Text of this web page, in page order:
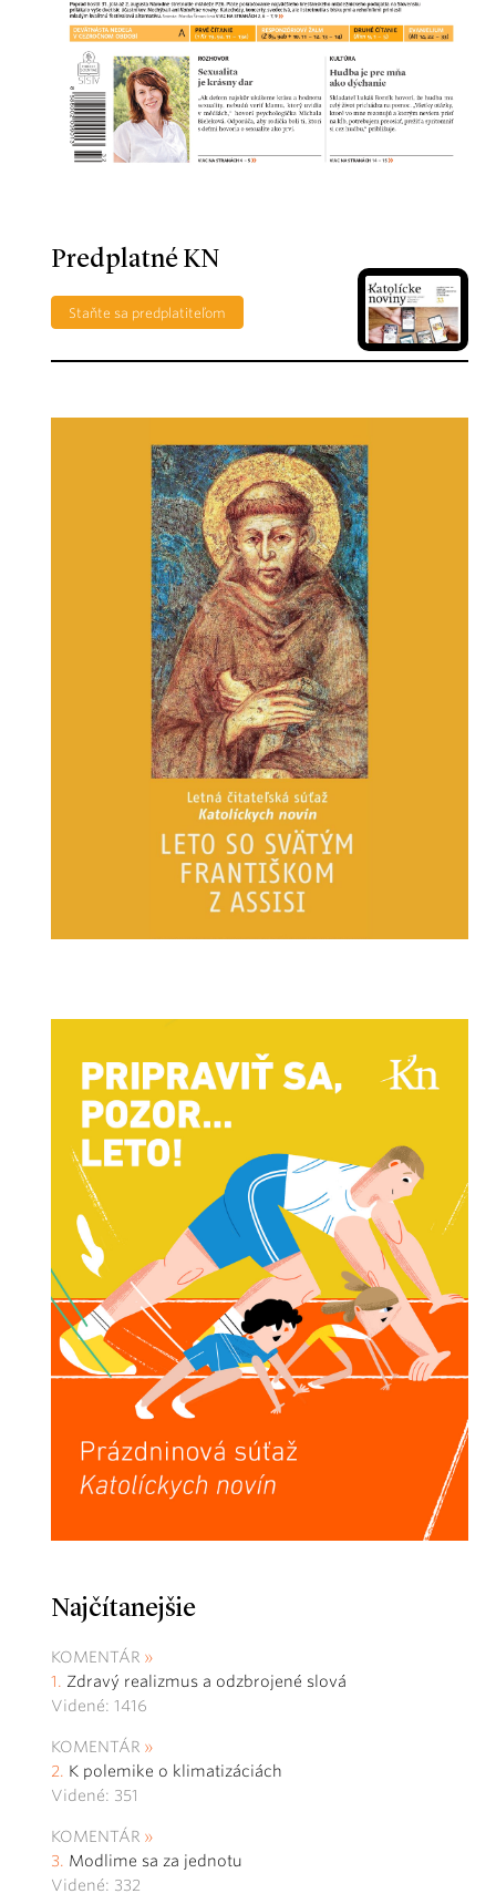
Predplatné KN
Staňte sa predplatiteľom
Najčítanejšie
KOMENTÁR
Zdravý realizmus a odzbrojené slová
Videné: 1416
KOMENTÁR
K polemike o klimatizáciách
Videné: 351
KOMENTÁR
Modlime sa za jednotu
Videné: 332